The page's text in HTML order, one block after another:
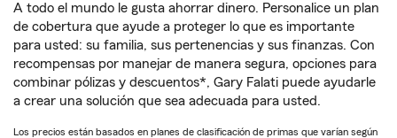
A todo el mundo le gusta ahorrar dinero. Personalice un plan
de cobertura que ayude a proteger lo que es importante
para usted: su familia, sus pertenencias y sus finanzas. Con
recompensas por manejar de manera segura, opciones para
combinar pólizas y descuentos*, Gary Falati puede ayudarle
a crear una solución que sea adecuada para usted.
Los precios están basados en planes de clasificación de primas que varían según